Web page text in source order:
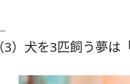
（3）犬を3匹飼う夢は